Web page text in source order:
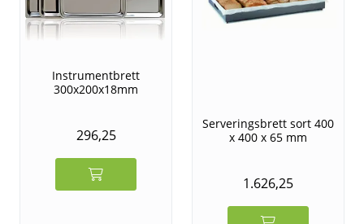
Instrumentbrett
300x200x18mm
296,25
Serveringsbrett sort 400
x 400 x 65 mm
1.626,25